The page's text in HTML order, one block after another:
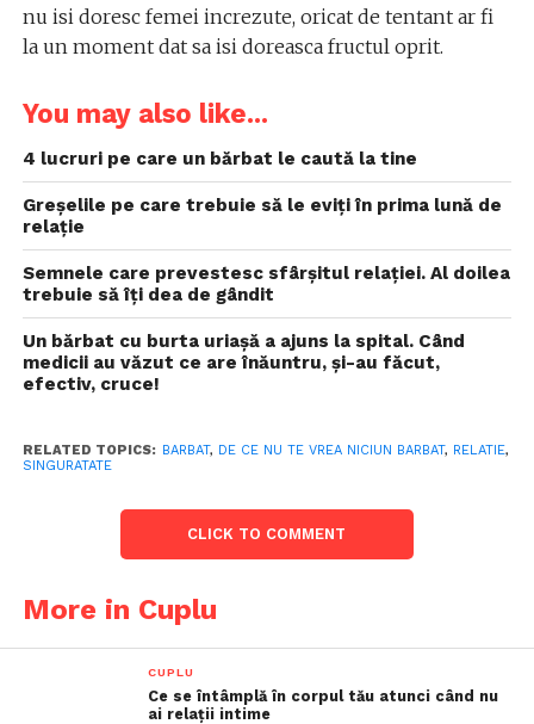
nu isi doresc femei increzute, oricat de tentant ar fi
la un moment dat sa isi doreasca fructul oprit.
You may also like...
4 lucruri pe care un bărbat le caută la tine
Greșelile pe care trebuie să le eviți în prima lună de
relație
Semnele care prevestesc sfârșitul relației. Al doilea
trebuie să îți dea de gândit
Un bărbat cu burta uriașă a ajuns la spital. Când
medicii au văzut ce are înăuntru, și-au făcut,
efectiv, cruce!
RELATED TOPICS: BARBAT, DE CE NU TE VREA NICIUN BARBAT, RELATIE,
SINGURATATE
CLICK TO COMMENT
More in Cuplu
CUPLU
Ce se întâmplă în corpul tău atunci când nu
ai relații intime